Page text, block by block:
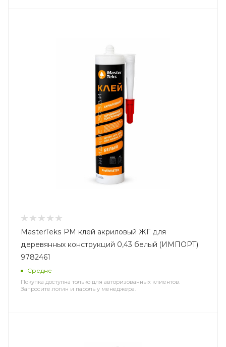
MasterTeks PM клей акриловый ЖГ для
деревянных конструкций 0,43 белый (ИМПОРТ)
9782461
Средне
Покупка доступна только для авторизованных клиентов.
Запросите логин и пароль у менеджера.